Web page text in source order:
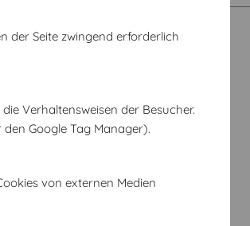
der Seite zwingend erforderlich
Verhaltensweisen der Besucher.
Google Tag Manager).
von externen Medien